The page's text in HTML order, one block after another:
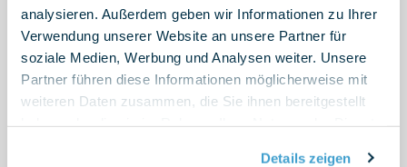
analysieren. Außerdem geben wir Informationen zu Ihrer
Verwendung unserer Website an unsere Partner für
soziale Medien, Werbung und Analysen weiter. Unsere
Partner führen diese Informationen möglicherweise mit
weiteren Daten zusammen, die Sie ihnen bereitgestellt
Details zeigen
Florian Riegel
Senior Kommunikations­
manager